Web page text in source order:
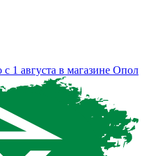
августа в магазине